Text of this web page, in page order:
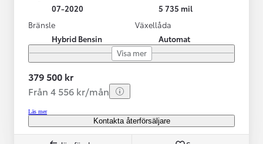
07-2020
5 735 mil
Bränsle
Hybrid Bensin
Växellåda
Automat
Visa mer
379 500 kr
Från 4 556 kr/mån
Läs mer
Kontakta återförsäljare